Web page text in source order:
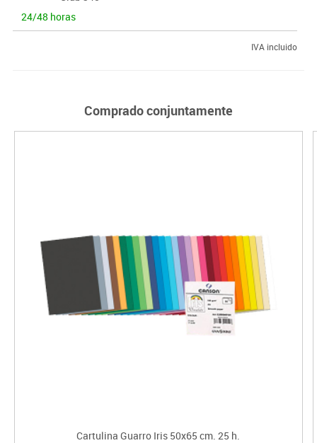
24/48 horas
IVA incluido
Comprado conjuntamente
Cartulina Guarro Iris 50x65 cm. 25 h.